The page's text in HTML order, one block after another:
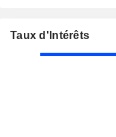
Taux d'Intérêts